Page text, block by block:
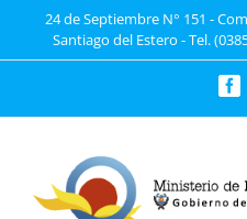
24 de Septiembre N° 151 -
Santiago del Estero - Tel.